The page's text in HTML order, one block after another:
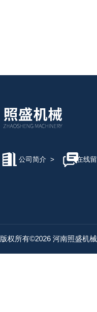
公司简介 > 在线
版权所有©2026 河南照盛机